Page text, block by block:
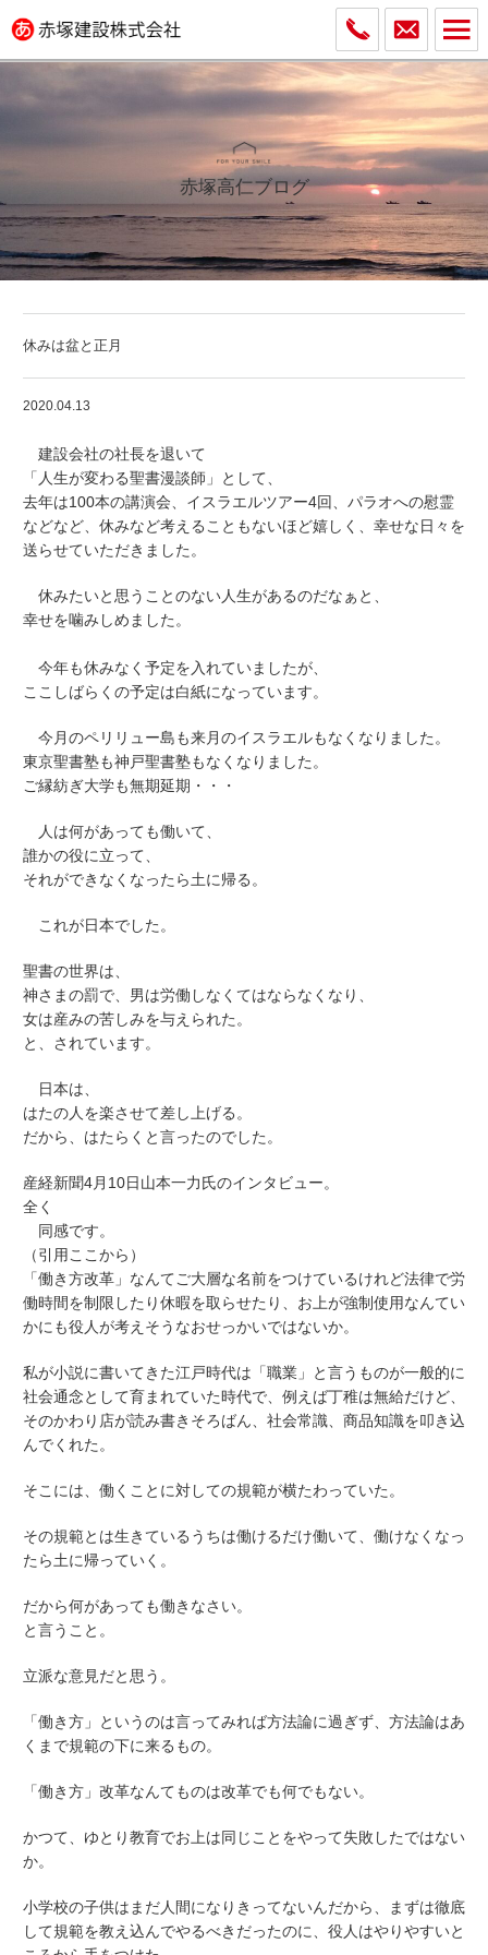
赤塚高仁ブログ
休みは盆と正月
2020.04.13
建設会社の社長を退いて
「人生が変わる聖書漫談師」として、
去年は100本の講演会、イスラエルツアー4回、パラオへの慰霊
などなど、休みなど考えることもないほど嬉しく、幸せな日々を
送らせていただきました。
休みたいと思うことのない人生があるのだなぁと、
幸せを噛みしめました。
今年も休みなく予定を入れていましたが、
ここしばらくの予定は白紙になっています。
今月のペリリュー島も来月のイスラエルもなくなりました。
東京聖書塾も神戸聖書塾もなくなりました。
ご縁紡ぎ大学も無期延期・・・
人は何があっても働いて、
誰かの役に立って、
それができなくなったら土に帰る。
これが日本でした。
聖書の世界は、
神さまの罰で、男は労働しなくてはならなくなり、
女は産みの苦しみを与えられた。
と、されています。
日本は、
はたの人を楽させて差し上げる。
だから、はたらくと言ったのでした。
産経新聞4月10日山本一力氏のインタビュー。
全く
同感です。
（引用ここから）
「働き方改革」なんてご大層な名前をつけているけれど法律で労
働時間を制限したり休暇を取らせたり、お上が強制使用なんてい
かにも役人が考えそうなおせっかいではないか。
私が小説に書いてきた江戸時代は「職業」と言うものが一般的に
社会通念として育まれていた時代で、例えば丁稚は無給だけど、
そのかわり店が読み書きそろばん、社会常識、商品知識を叩き込
んでくれた。
そこには、働くことに対しての規範が横たわっていた。
その規範とは生きているうちは働けるだけ働いて、働けなくなっ
たら土に帰っていく。
だから何があっても働きなさい。
と言うこと。
立派な意見だと思う。
「働き方」というのは言ってみれば方法論に過ぎず、方法論はあ
くまで規範の下に来るもの。
「働き方」改革なんてものは改革でも何でもない。
かつて、ゆとり教育でお上は同じことをやって失敗したではない
か。
小学校の子供はまだ人間になりきってないんだから、まずは徹底
して規範を教え込んでやるべきだったのに、役人はやりやすいと